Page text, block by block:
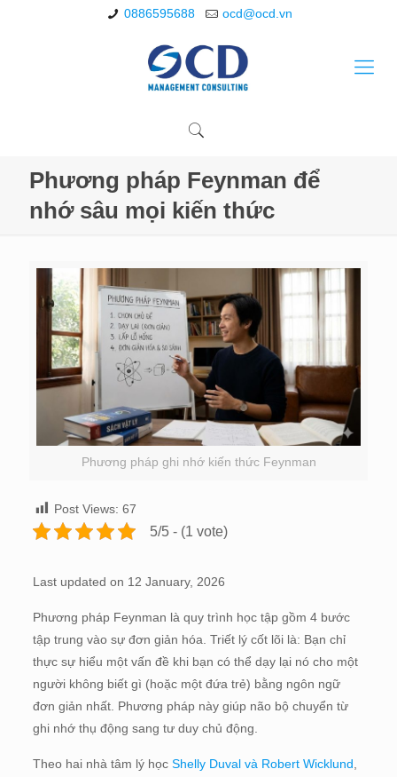
0886595688 ocd@ocd.vn
Phương pháp Feynman để
nhớ sâu mọi kiến thức
Phương pháp ghi nhớ kiến thức Feynman
Post Views: 67
5/5 - (1 vote)
Last updated on 12 January, 2026
Phương pháp Feynman là quy trình học tập gồm 4 bước
tập trung vào sự đơn giản hóa. Triết lý cốt lõi là: Bạn chỉ
thực sự hiểu một vấn đề khi bạn có thể dạy lại nó cho một
người không biết gì (hoặc một đứa trẻ) bằng ngôn ngữ
đơn giản nhất. Phương pháp này giúp não bộ chuyển từ
ghi nhớ thụ động sang tư duy chủ động.
Theo hai nhà tâm lý học Shelly Duval và Robert Wicklund